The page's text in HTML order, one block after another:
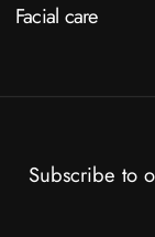
Facial care
Subscribe to